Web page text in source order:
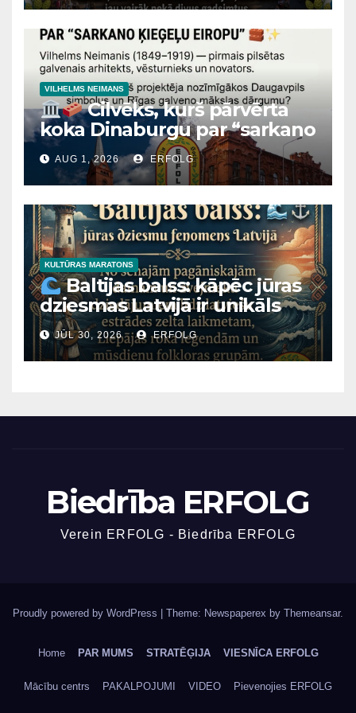
VILHELMS NEIMANS
Cilvēks, kurš pārvērta
koka Dinaburgu par “sarkano
ķieģeļu Eiropu”
Vai zinājāt, ka leģendārajai
Kalkūnes pilij, majestātiskajai
Mārtiņa Lutera baznīcai
Daugavpilī un Latvijas
Nacionālā mākslas muzeja
ēkai Rīgā ir viens un tas pats
“arhitektoniskais tēvs”?
AUG 1, 2026 ERFOLG
KULTŪRAS MARATONS
Baltijas balss: kāpēc jūras
dziesmas Latvijā ir unikāls
fenomens?
JŪL 30, 2026 ERFOLG
Biedrība ERFOLG
Verein ERFOLG - Biedrība ERFOLG
Proudly powered by WordPress | Theme: Newspaperex by Themeansar.
Home PAR MUMS STRATĒĢIJA VIESNĪCA ERFOLG
Mācību centrs PAKALPOJUMI VIDEO Pievenojies ERFOLG